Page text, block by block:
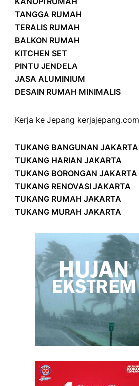
TANGGA RUMAH
TERALIS RUMAH
BALKON RUMAH
KITCHEN SET
PINTU JENDELA
JASA ALUMINIUM
DESAIN RUMAH MINIMALIS
Kerja ke Jepang kerjajepang.com
TUKANG BANGUNAN JAKARTA
TUKANG HARIAN JAKARTA
TUKANG BORONGAN JAKARTA
TUKANG RENOVASI JAKARTA
TUKANG RUMAH JAKARTA
TUKANG MURAH JAKARTA